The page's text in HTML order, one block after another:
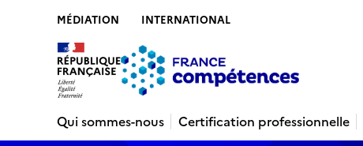
MÉDIATION INTERNATIONAL
Qui sommes-nous
Certification professionnelle